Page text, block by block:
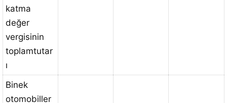
katma
değer
vergisinin
toplamtutar
ı
Binek
otomobiller